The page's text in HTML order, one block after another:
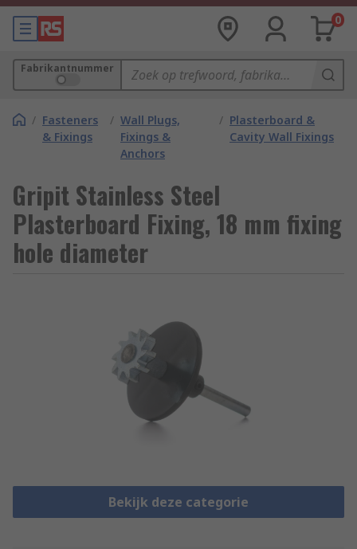
0
Fabrikantnummer
/ Fasteners
& Fixings
/ Wall Plugs,
Fixings &
Anchors
/ Plasterboard &
Cavity Wall Fixings
Gripit Stainless Steel
Plasterboard Fixing, 18 mm fixing
hole diameter
Bekijk deze categorie